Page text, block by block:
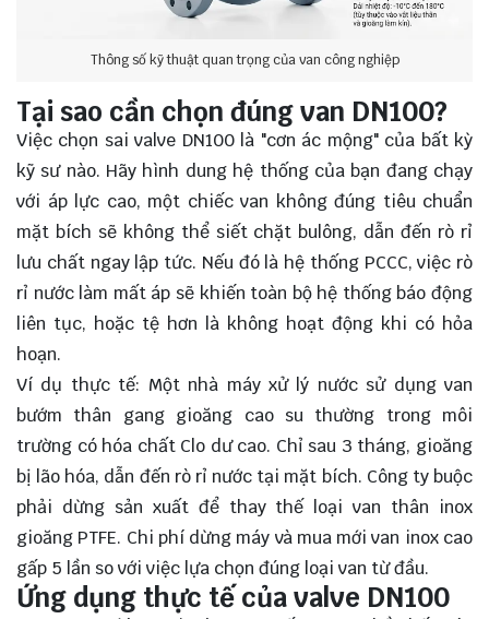
Thông số kỹ thuật quan trọng của van công nghiệp
Tại sao cần chọn đúng van DN100?
Việc chọn sai valve DN100 là "cơn ác mộng" của bất kỳ
kỹ sư nào. Hãy hình dung hệ thống của bạn đang chạy
với áp lực cao, một chiếc van không đúng tiêu chuẩn
mặt bích sẽ không thể siết chặt bulông, dẫn đến rò rỉ
lưu chất ngay lập tức. Nếu đó là hệ thống PCCC, việc rò
rỉ nước làm mất áp sẽ khiến toàn bộ hệ thống báo động
liên tục, hoặc tệ hơn là không hoạt động khi có hỏa
hoạn.
Ví dụ thực tế: Một nhà máy xử lý nước sử dụng van
bướm thân gang gioăng cao su thường trong môi
trường có hóa chất Clo dư cao. Chỉ sau 3 tháng, gioăng
bị lão hóa, dẫn đến rò rỉ nước tại mặt bích. Công ty buộc
phải dừng sản xuất để thay thế loại van thân inox
gioăng PTFE. Chi phí dừng máy và mua mới van inox cao
gấp 5 lần so với việc lựa chọn đúng loại van từ đầu.
Ứng dụng thực tế của valve DN100